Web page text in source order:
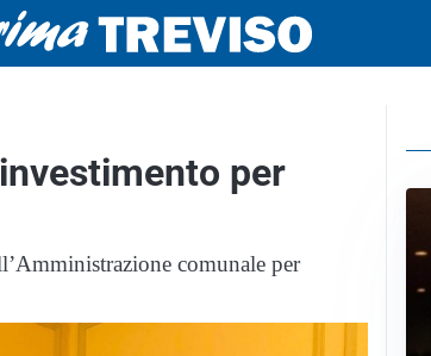
per
comunale per